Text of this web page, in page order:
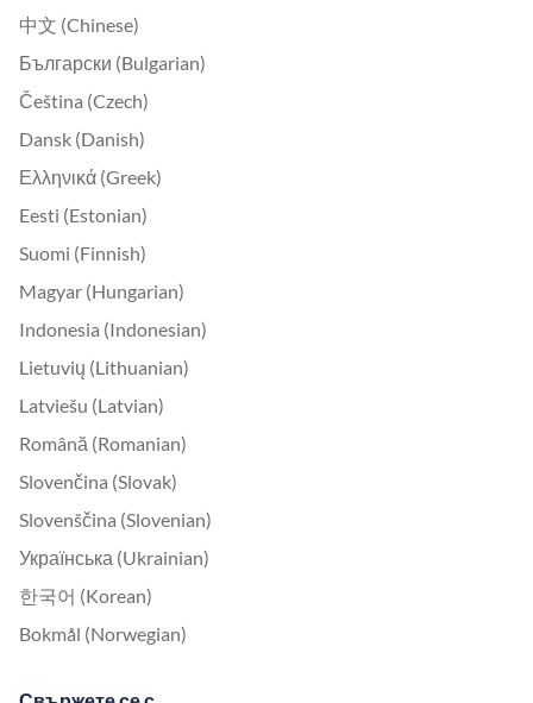
中文 (Chinese)
Български (Bulgarian)
Čeština (Czech)
Dansk (Danish)
Ελληνικά (Greek)
Eesti (Estonian)
Suomi (Finnish)
Magyar (Hungarian)
Indonesia (Indonesian)
Lietuvių (Lithuanian)
Latviešu (Latvian)
Română (Romanian)
Slovenčina (Slovak)
Slovenščina (Slovenian)
Українська (Ukrainian)
한국어 (Korean)
Bokmål (Norwegian)